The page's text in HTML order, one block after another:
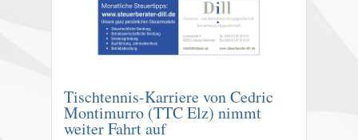
Tischtennis-Karriere von Cedric
Montimurro (TTC Elz) nimmt
weiter Fahrt auf